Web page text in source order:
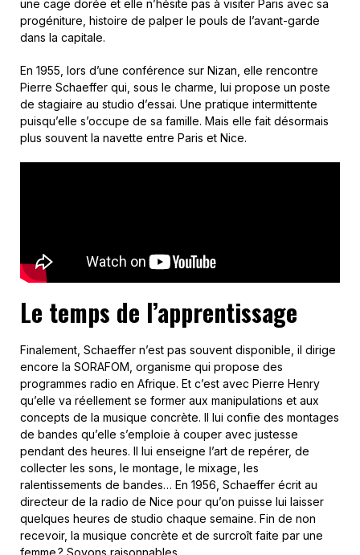
une cage dorée et elle n’hésite pas à visiter Paris avec sa
progéniture, histoire de palper le pouls de l’avant-garde
dans la capitale.
En 1955, lors d’une conférence sur Nizan, elle rencontre
Pierre Schaeffer qui, sous le charme, lui propose un poste
de stagiaire au studio d’essai. Une pratique intermittente
puisqu’elle s’occupe de sa famille. Mais elle fait désormais
plus souvent la navette entre Paris et Nice.
Le temps de l’apprentissage
Finalement, Schaeffer n’est pas souvent disponible, il dirige
encore la SORAFOM, organisme qui propose des
programmes radio en Afrique. Et c’est avec Pierre Henry
qu’elle va réellement se former aux manipulations et aux
concepts de la musique concrète. Il lui confie des montages
de bandes qu’elle s’emploie à couper avec justesse
pendant des heures. Il lui enseigne l’art de repérer, de
collecter les sons, le montage, le mixage, les
ralentissements de bandes… En 1956, Schaeffer écrit au
directeur de la radio de Nice pour qu’on puisse lui laisser
quelques heures de studio chaque semaine. Fin de non
recevoir, la musique concrète et de surcroît faite par une